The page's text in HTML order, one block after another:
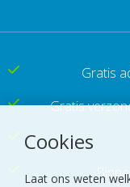
Cookies
Laat ons weten
Gratis
Gratis